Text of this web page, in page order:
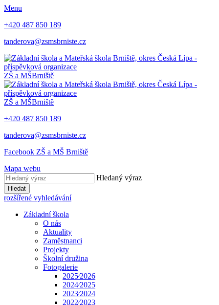
Menu
+420 487 850 189
tanderova@zsmsbrniste.cz
ZŠ a MŠBrniště
ZŠ a MŠBrniště
+420 487 850 189
tanderova@zsmsbrniste.cz
Facebook ZŠ a MŠ Brniště
Mapa webu
Hledaný výraz
Hledat
rozšířené vyhledávání
Základní škola
O nás
Aktuality
Zaměstnanci
Projekty
Školní družina
Fotogalerie
2025⁄2026
2024⁄2025
2023⁄2024
2022⁄2023